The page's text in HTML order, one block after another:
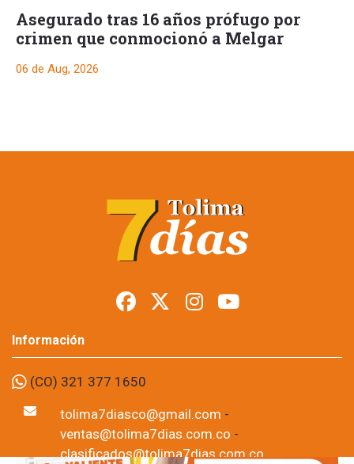
Asegurado tras 16 años prófugo por
crimen que conmocionó a Melgar
06 de Aug, 2026
millonario: compre el
Extra Pijao de la
Lotería del Tolima